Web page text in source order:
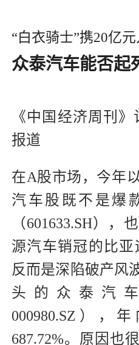
“白衣骑士”携20亿元
众泰汽车能否起
《中国经济周刊
报道
在A股市场，今年
汽车股既不是爆
（601633.SH），
源汽车销冠的比亚
反而是深陷破产风
头的众泰汽
000980.SZ），
687.72%。原因也